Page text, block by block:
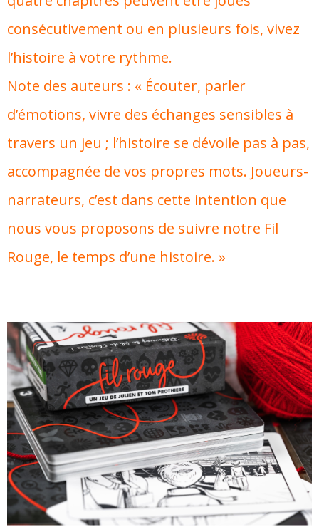
consécutivement ou en plusieurs fois, vivez
l’histoire à votre rythme.
Note des auteurs : « Écouter, parler
d’émotions, vivre des échanges sensibles à
travers un jeu ; l’histoire se dévoile pas à pas,
accompagnée de vos propres mots. Joueurs-
narrateurs, c’est dans cette intention que
nous vous proposons de suivre notre Fil
Rouge, le temps d’une histoire. »